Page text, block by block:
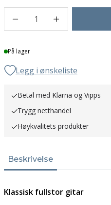
1
Lager
På lager
Legg i ønskeliste
Betal med Klarna og Vipps
Trygg netthandel
Høykvalitets produkter
Beskrivelse
Klassisk fullstor gitar